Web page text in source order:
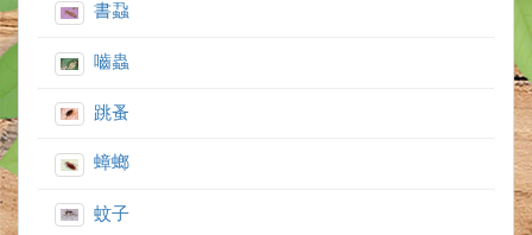
書蝨
嚙蟲
跳蚤
蟑螂
蚊子